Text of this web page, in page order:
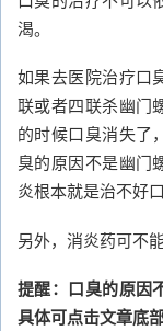
渴。
如果去医院治疗口
联或者四联杀幽门
的时候口臭消失了
臭的原因不是幽门
炎根本就是治不好
另外，消炎药可不
提醒：口臭的原因
具体可点击文章底